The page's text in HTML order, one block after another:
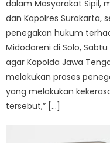
dalam Masyarakat Sipil,
dan Kapolres Surakarta,
penegakan hukum
Midodareni di Solo,
agar Kapolda Jawa
melakukan proses
yang melakukan
tersebut,” […]